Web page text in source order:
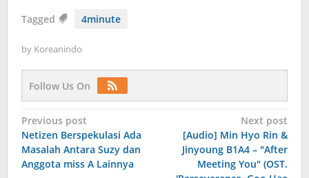
Tagged 4minute
by Koreanindo
Follow Us On
Post
navigation
Previous post
Netizen Berspekulasi Ada
Masalah Antara Suzy dan
Anggota miss A Lainnya
Next post
[Audio] Min Hyo Rin &
Jinyoung B1A4 – "After
Meeting You" (OST.